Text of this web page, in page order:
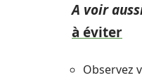
A voir
à éviter
Observez